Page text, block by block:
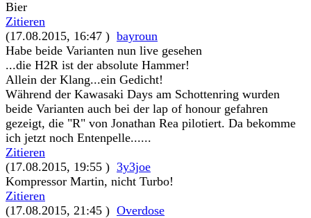
Zitieren
(17.08.2015, 16:47 ) bayroun
Habe beide Varianten nun live gesehen
...die H2R ist der absolute Hammer!
Allein der Klang...ein Gedicht!
Während der Kawasaki Days am Schottenring wurden
beide Varianten auch bei der lap of honour gefahren
gezeigt, die "R" von Jonathan Rea pilotiert. Da bekomme
ich jetzt noch Entenpelle......
Zitieren
(17.08.2015, 19:55 ) 3y3joe
Kompressor Martin, nicht Turbo!
Zitieren
(17.08.2015, 21:45 ) Overdose